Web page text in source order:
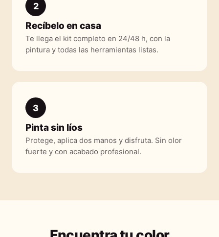
2
Recíbelo en casa
Te llega el kit completo en 24/48 h, con la
pintura y todas las herramientas listas.
3
Pinta sin líos
Protege, aplica dos manos y disfruta. Sin olor
fuerte y con acabado profesional.